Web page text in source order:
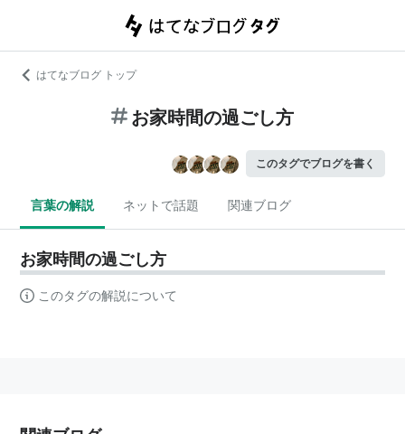
はてなブログ トップ
お家時間の過ごし方
このタグでブログを書く
言葉の解説 ネットで話題 関連ブログ
お家時間の過ごし方
このタグの解説について